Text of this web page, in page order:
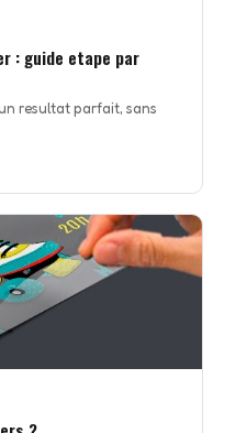
: guide etape par
resultat parfait, sans